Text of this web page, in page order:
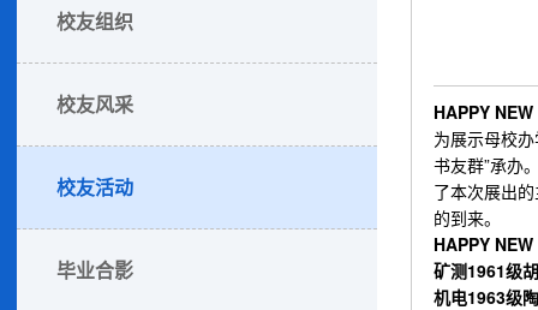
校友组织
校友风采
校友活动
毕业合影
HAPPY
为展示母校
书友群”承办
了本次展出
的到来。
HAPPY
矿测1961级
机电1963级